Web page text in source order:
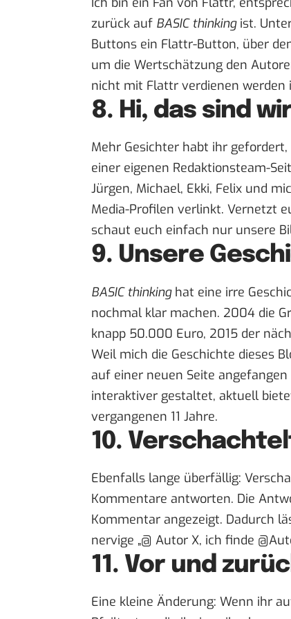
zurück auf BASIC thinkingist.
Buttons ein Flattr-Button, über
um die Wertschätzung den
nicht mit Flattr verdienen werden
8. Hi, das sind
Mehr Gesichter habt ihr
einer eigenen Redaktionsteam-
Jürgen, Michael, Ekki, Felix und
Media-Profilen verlinkt. Vernetzt
schaut euch einfach nur unsere
9. Unsere
BASIC thinkinghat eine irre
nochmal klar machen. 2004 die
knapp 50.000 Euro, 2015 der
Weil mich die Geschichte dieses
auf einer neuen Seite
interaktiver gestaltet, aktuell
vergangenen 11 Jahre.
10.
Ebenfalls lange überfällig:
Kommentare antworten. Die
Kommentar angezeigt. Dadurch
nervige „@ Autor X, ich finde
11. Vor und
Eine kleine Änderung: Wenn ihr